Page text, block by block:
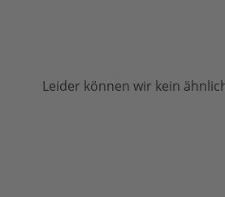
Leider können wir kein